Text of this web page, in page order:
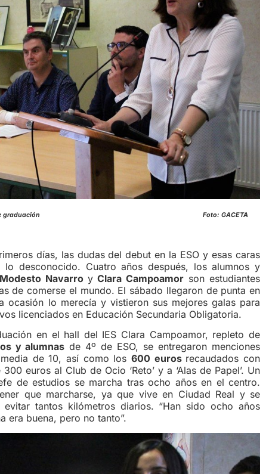
durante el acto de graduación Foto: GACETA
días, las dudas del debut en la ESO y esas caras
desconocido. Cuatro años después, los alumnos y
Modesto Navarro yClara Campoamorson estudiantes
de comerse el mundo. El sábado llegaron de punta en
ocasión lo merecía y vistieron sus mejores galas para
licenciados en Educación Secundaria Obligatoria.
en el hall del IES Clara Campoamor, repleto de
y alumnas de 4º de ESO, se entregaron menciones
de 10, así como los 600 euros recaudados con
euros al Club de Ocio ‘Reto’ y a ‘Alas de Papel’. Un
de estudios se marcha tras ocho años en el centro.
que marcharse, ya que vive en Ciudad Real y se
tantos kilómetros diarios. “Han sido ocho años
era buena, pero no tanto”.